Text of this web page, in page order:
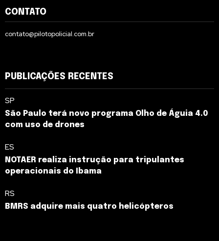
CONTATO
contato@pilotopolicial.com.br
PUBLICAÇÕES RECENTES
SP
São Paulo terá novo programa Olho de Águia 4.0
com uso de drones
ES
NOTAER realiza instrução para tripulantes
operacionais do Ibama
RS
BMRS adquire mais quatro helicópteros